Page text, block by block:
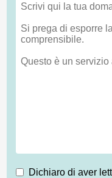
Dichiaro di aver